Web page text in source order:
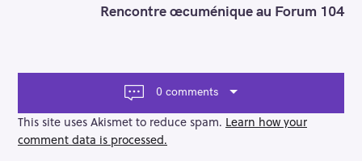
a
o
n
Rencontre œcuménique au Forum 104
0 comments
This site uses Akismet to reduce spam. Learn how your
comment data is processed.